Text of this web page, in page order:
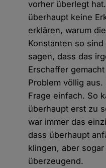
vorher überlegt
überhaupt keine
erklären, warum
Konstanten so
sagen, dass das
Erschaffer
Problem völlig
Frage einfach. So
überhaupt erst zu
war immer das
dass überhaupt
klingen, aber
überzeugend.